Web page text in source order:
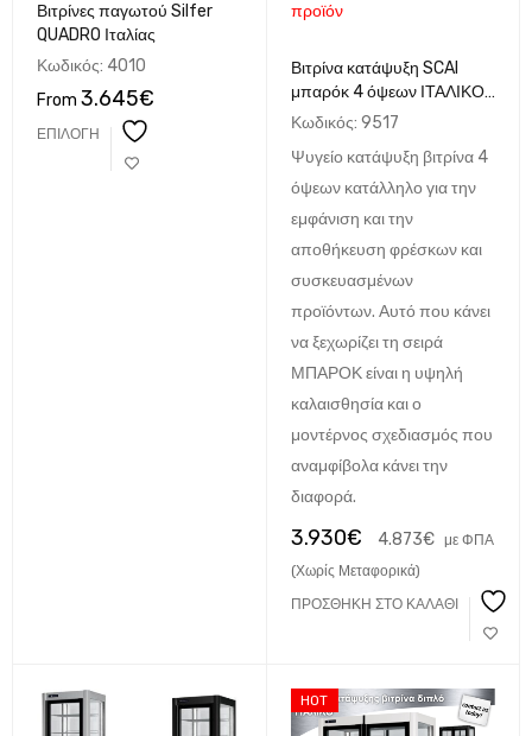
Βιτρίνες παγωτού Silfer
QUADRO Ιταλίας
Κωδικός: 4010
From 3.645€
ΕΠΙΛΟΓΉ
προϊόν
Βιτρίνα κατάψυξη SCAI
μπαρόκ 4 όψεων ΙΤΑΛΙΚΟ
75x75x186
Κωδικός: 9517
Ψυγείο κατάψυξη βιτρίνα 4
όψεων κατάλληλο για την
εμφάνιση και την
αποθήκευση φρέσκων και
συσκευασμένων
προϊόντων. Αυτό που κάνει
να ξεχωρίζει τη σειρά
ΜΠΑΡΟΚ είναι η υψηλή
καλαισθησία και ο
μοντέρνος σχεδιασμός που
αναμφίβολα κάνει την
διαφορά.
3.930€ 4.873€
με ΦΠΑ
(Χωρίς Μεταφορικά)
ΠΡΟΣΘΉΚΗ ΣΤΟ ΚΑΛΆΘΙ
HOT